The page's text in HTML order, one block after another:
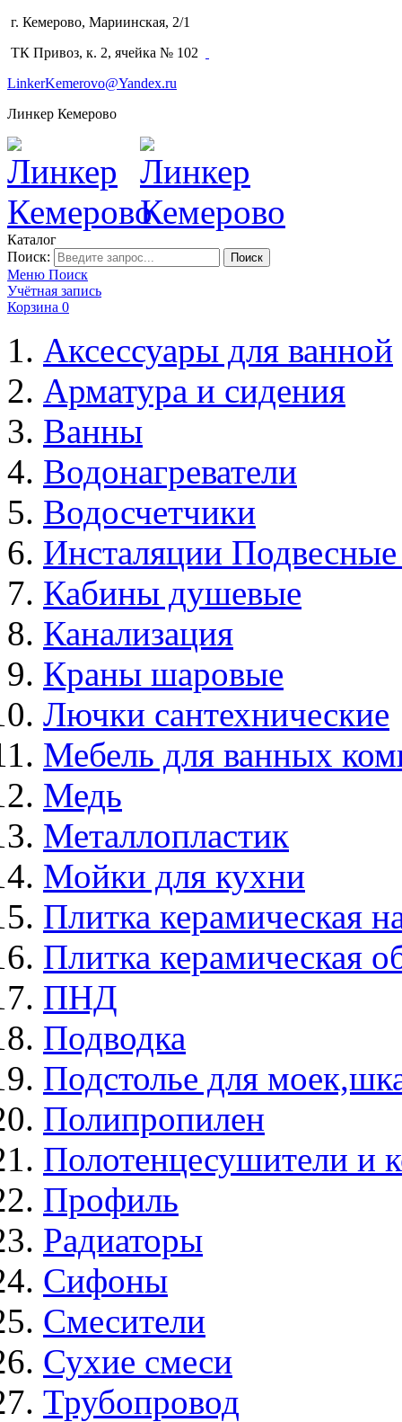
г. Кемерово, Мариинская, 2/1
ТК Привоз, к. 2, ячейка № 102
LinkerKemerovo@Yandex.ru
Линкер Кемерово
Каталог
Поиск:
Поиск
Меню Поиск
Учётная запись
Корзина 0
Аксессуары для ванной
Арматура и сидения
Ванны
Водонагреватели
Водосчетчики
Инсталяции
Кабины душевые
Канализация
Краны шаровые
Лючки сантехнические
Мебель для ванных
Медь
Металлопластик
Мойки для кухни
Плитка керамическая
Плитка керамическая
ПНД
Подводка
Подстолье для
Полипропилен
Полотенцесушители и
Профиль
Радиаторы
Сифоны
Смесители
Сухие смеси
Трубопровод